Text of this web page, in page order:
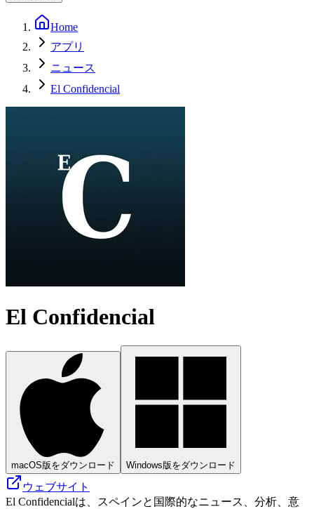
Home
アプリ
ニュース
El Confidencial
El Confidencial
macOS版をダウンロード Windows版をダウンロード
ウェブサイト
El Confidencialは、スペインと国際的なニュース、分析、意